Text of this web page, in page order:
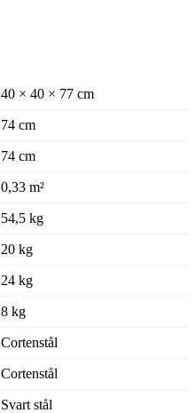
40 × 40 × 77 cm
74 cm
74 cm
0,33 m²
54,5 kg
20 kg
24 kg
8 kg
Cortenstål
Cortenstål
Svart stål